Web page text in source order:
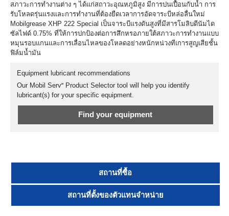
สภาวะการทำงานต่าง ๆ ได้แก่สถาวะอุณหภูมิสูง มีการปนเปื้อนกับน้ำ การ
รับโหลดรุ่นแรงและการทำงานที่ต้องยืดเวลาการอัดจาระบีหล่อลื่นใหม่
Mobilgrease XHP 222 Special เป็นจาระบีแรงดันสูงที่มีสารโมลิบดีนัมได
ซัลไฟด์ 0.75% ที่ให้การปกป้องต่อการสึกหรอภายใต้สภาวะการทำงานแบบ
หมุนรอบแกนและการเลื่อนไหลของโหลดอย่างหนักหน่วงทีเการสูญเสียชั้น
ฟิล์มน้ำมัน
Equipment lubricant recommendations
Our Mobil Serv℠ Product Selector tool will help you identify
lubricant(s) for your specific equipment.
Find your equipment
สถานที่ซื้อ
สถานที่ตั้งของตัวแทนจำหน่าย